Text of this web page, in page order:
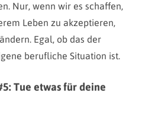
Nur, wenn wir es schaffen,
Leben zu akzeptieren,
Egal, ob das der
berufliche Situation ist.
Tue etwas für deine